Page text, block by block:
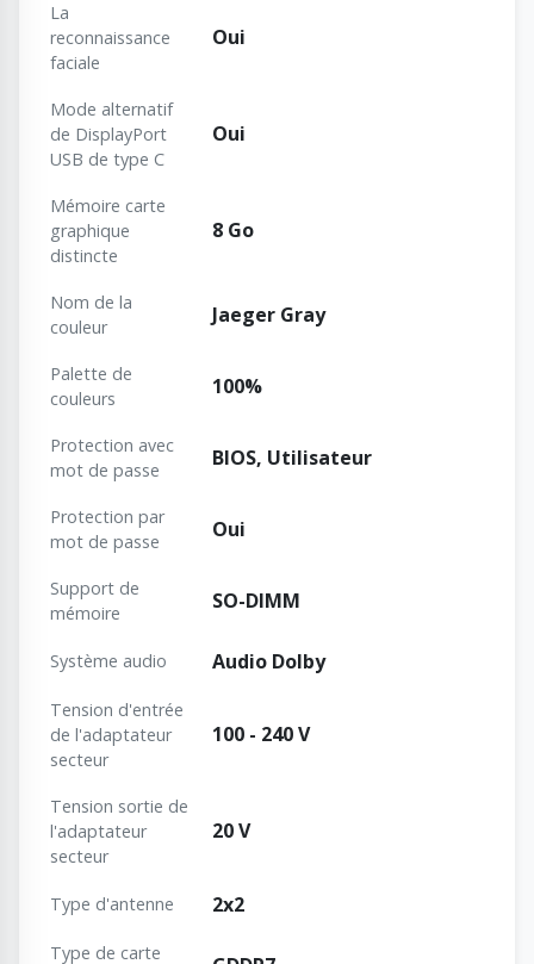
La
reconnaissance
faciale
Oui
Mode alternatif
de DisplayPort
USB de type C
Oui
Mémoire carte
graphique
distincte
8 Go
Nom de la
couleur
Jaeger Gray
Palette de
couleurs
100%
Protection avec
mot de passe
BIOS, Utilisateur
Protection par
mot de passe
Oui
Support de
mémoire
SO-DIMM
Système audio Audio Dolby
Tension d'entrée
de l'adaptateur
secteur
100 - 240 V
Tension sortie de
l'adaptateur
secteur
20 V
Type d'antenne 2x2
Type de carte